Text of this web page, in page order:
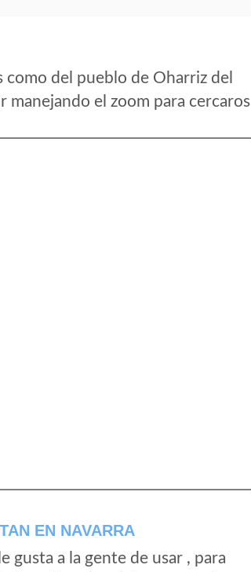
del pueblo de Oharriz del
el zoom para cercaros
EN NAVARRA
gusta a la gente de usar , para